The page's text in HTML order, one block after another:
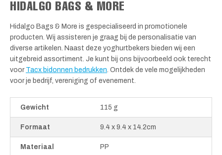
HIDALGO BAGS & MORE
Hidalgo Bags & More is gespecialiseerd in promotionele
producten. Wij assisteren je graag bij de personalisatie van
diverse artikelen. Naast deze yoghurtbekers bieden wij een
uitgebreid assortiment. Je kunt bij ons bijvoorbeeld ook terecht
voor Tacx bidonnen bedrukken . Ontdek de vele mogelijkheden
voor je bedrijf, vereniging of evenement.
Gewicht 115 g
Formaat 9.4 x 9.4 x 14.2cm
Materiaal PP